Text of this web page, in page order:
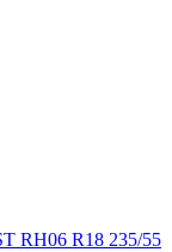
RH06 R18 235/55